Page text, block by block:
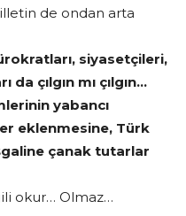
de ondan arta
siyasetçileri,
da çılgın mı çılgın…
yabancı
eklenmesine, Türk
çanak tutarlar
okur… Olmaz…